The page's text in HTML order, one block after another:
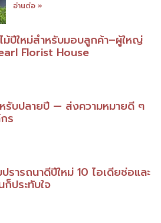
อ่านต่อ »
ม้ปีใหม่สำหรับมอบลูกค้า–ผู้ใหญ่
Florist House
รับปลายปี — ส่งความหมายดี ๆ
ร
รารถนาดีปีใหม่ 10 ไอเดียช่อและ
ก็ประทับใจ